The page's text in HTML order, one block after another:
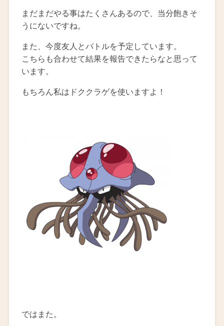
まだまだやる事はたくさんあるので、当分飽きそ
うにないですね。
また、今度友人とバトルを予定しています。
こちらも合わせて結果を報告できたらなと思って
います。
もちろん私はドククラゲを使いますよ！
ではまた。